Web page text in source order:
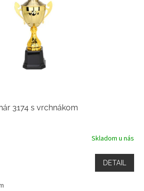
3174 s vrchnákom
Skladom u nás
DETAIL